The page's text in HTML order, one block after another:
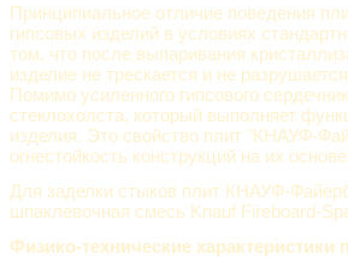
Принципиальное отличие поведения
гипсовых изделий в условиях
том, что после выпаривания
изделие не трескается и не
Помимо усиленного гипсового
стеклохолста, который выполняет
изделия. Это свойство плит "КНАУФ-
огнестойкость конструкций на их
Для заделки стыков плит КНАУФ-
шпаклевочная смесь Knauf Fireboard-
Физико-технические характеристики